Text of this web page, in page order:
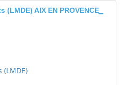
AIX EN PROVENCE